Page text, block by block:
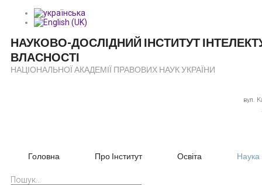
НАУКОВО-ДОСЛІДНИЙ ІНСТИТУТ
ВЛАСНОСТІ
НАЦІОНАЛЬНОЇ АКАДЕМІЇ ПРАВОВИХ НАУК УКРАЇНИ
вул.
Головна Про Інститут Освіта Наука
Пошук...